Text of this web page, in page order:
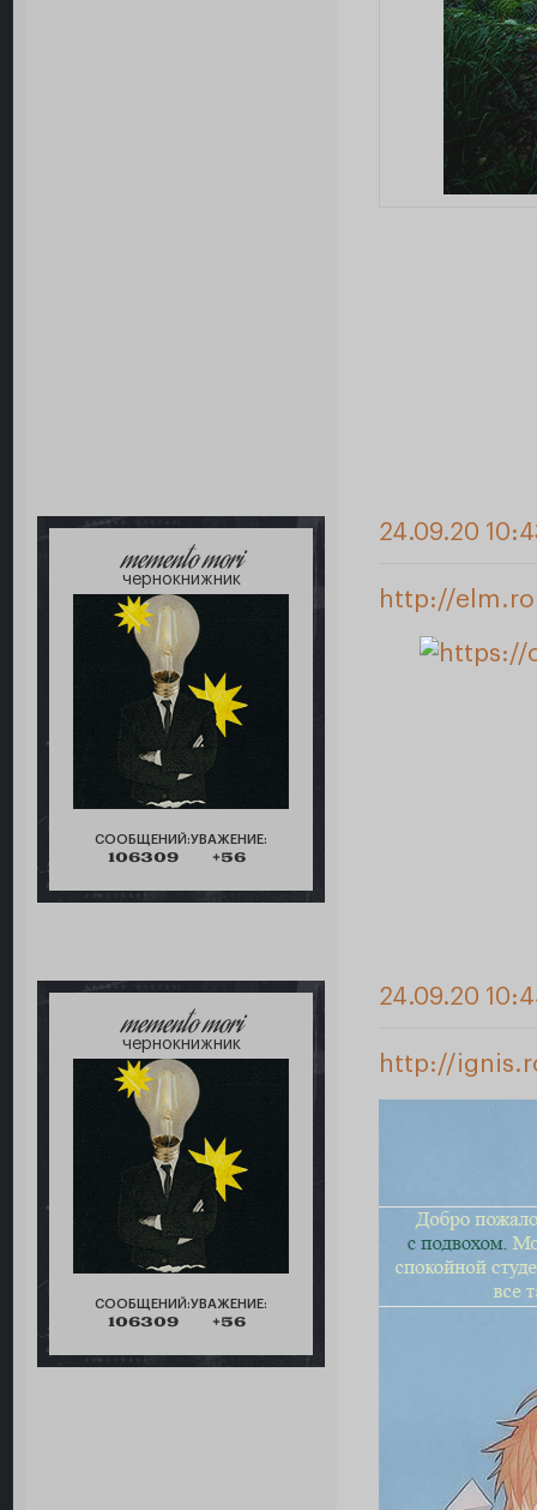
memento mori
чернокнижник
СООБЩЕНИЙ:
106309
УВАЖЕНИЕ:
+56
24.09.20
http://
memento mori
чернокнижник
СООБЩЕНИЙ:
106309
УВАЖЕНИЕ:
+56
24.09.20
http://